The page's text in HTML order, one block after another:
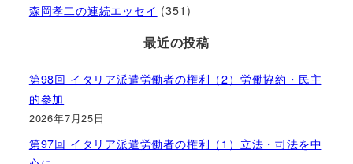
森岡孝二の連続エッセイ (351)
最近の投稿
第98回 イタリア派遣労働者の権利（2）労働協約・民主
的参加
2026年7月25日
第97回 イタリア派遣労働者の権利（1）立法・司法を中